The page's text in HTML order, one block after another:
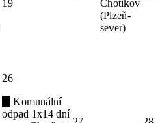
19
Chotíkov
(Plzeň-
sever)
26
Komunální
odpad 1x14 dní